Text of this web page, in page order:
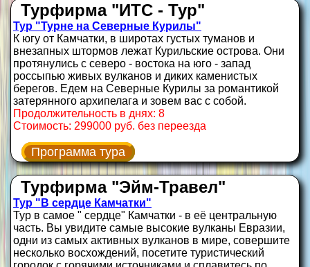
Турфирма "ИТС - Тур"
Тур "Турне на Северные Курилы"
К югу от Камчатки, в широтах густых туманов и
внезапных штормов лежат Курильские острова. Они
протянулись с северо - востока на юго - запад
россыпью живых вулканов и диких каменистых
берегов. Едем на Северные Курилы за романтикой
затерянного архипелага и зовем вас с собой.
Продолжительность в днях: 8
Стоимость: 299000 руб. без переезда
Программа тура
Турфирма "Эйм-Травел"
Тур "В сердце Камчатки"
Тур в самое " сердце" Камчатки - в её центральную
часть. Вы увидите самые высокие вулканы Евразии,
одни из самых активных вулканов в мире, совершите
несколько восхождений, посетите туристический